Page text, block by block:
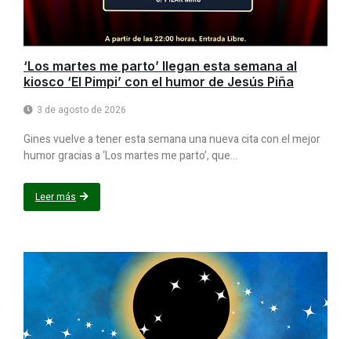
‘Los martes me parto’ llegan esta semana al
kiosco ‘El Pimpi’ con el humor de Jesús Piña
3 de agosto de 2026
Gines vuelve a tener esta semana una nueva cita con el mejor
humor gracias a ‘Los martes me parto’, que...
Leer más